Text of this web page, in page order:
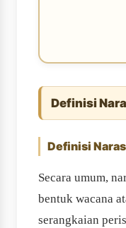
Definisi
Definisi
Secara umum,
bentuk wacana
serangkaian